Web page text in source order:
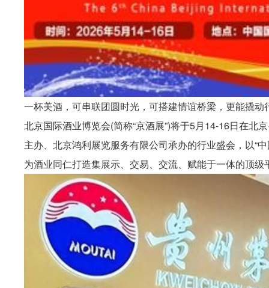
一杯美酒，可串联团圆时光，可搭建情谊桥梁，更能撬
北京国际酒业博览会(简称“京酒展”)将于5月14-16日在北
主办、北京鸿利展览服务有限公司承办的行业盛会，以“
为酒业同仁打造集展示、交易、交流、赋能于一体的顶级